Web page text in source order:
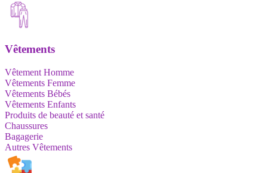
Vêtements
Vêtement Homme
Vêtements Femme
Vêtements Bébés
Vêtements Enfants
Produits de beauté et santé
Chaussures
Bagagerie
Autres Vêtements